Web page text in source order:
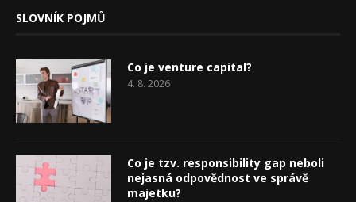
SLOVNÍK POJMŮ
Co je venture capital?
4. 8. 2026
Co je tzv. responsibility gap neboli
nejasná odpovědnost ve správě
majetku?